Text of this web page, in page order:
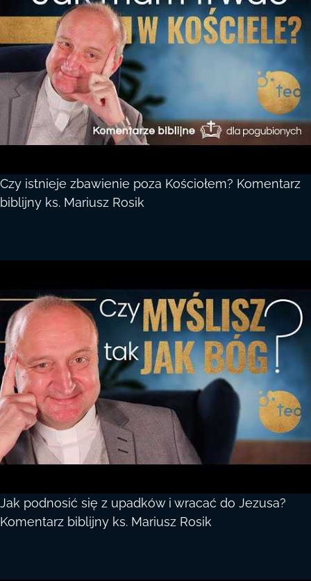
Czy istnieje zbawienie poza Kościołem? Komentarz
biblijny ks. Mariusz Rosik
Jak podnosić się z upadków i wracać do Jezusa?
Komentarz biblijny ks. Mariusz Rosik